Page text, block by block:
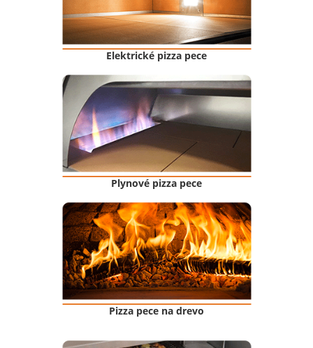
Elektrické pizza pece
Plynové pizza pece
Pizza pece na drevo